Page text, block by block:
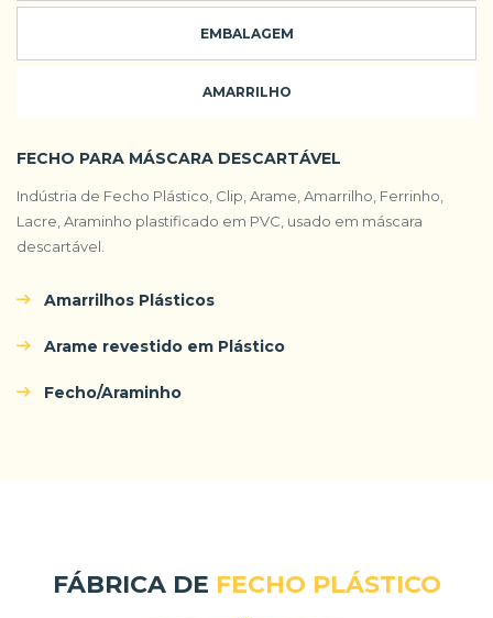
EMBALAGEM
AMARRILHO
FECHO PARA MÁSCARA DESCARTÁVEL
Indústria de Fecho Plástico, Clip, Arame, Amarrilho, Ferrinho,
Lacre, Araminho plastificado em PVC, usado em máscara
descartável.
Amarrilhos Plásticos
Arame revestido em Plástico
Fecho/Araminho
FÁBRICA DE FECHO PLÁSTICO